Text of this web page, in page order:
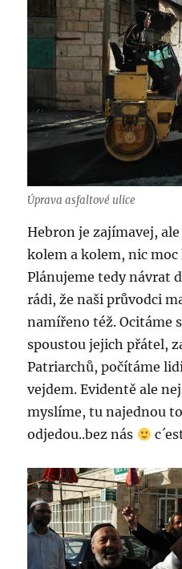
Úprava asfaltové ulice
Hebron je zajímavej,
kolem a kolem, nic
Plánujeme tedy návrat
rádi, že naši průvodci
namířeno též. Ocitáme
spoustou jejich přátel,
Patriarchů, počítáme
vejdem. Evidentě ale
myslíme, tu najednou
odjedou..bez nás